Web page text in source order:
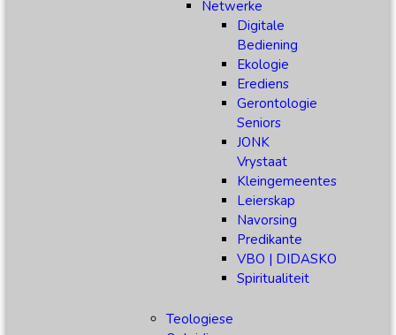
Netwerke
Digitale
Bediening
Ekologie
Erediens
Gerontologie
Seniors
JONK
Vrystaat
Kleingemeentes
Leierskap
Navorsing
Predikante
VBO | DIDASKO
Spiritualiteit
Teologiese